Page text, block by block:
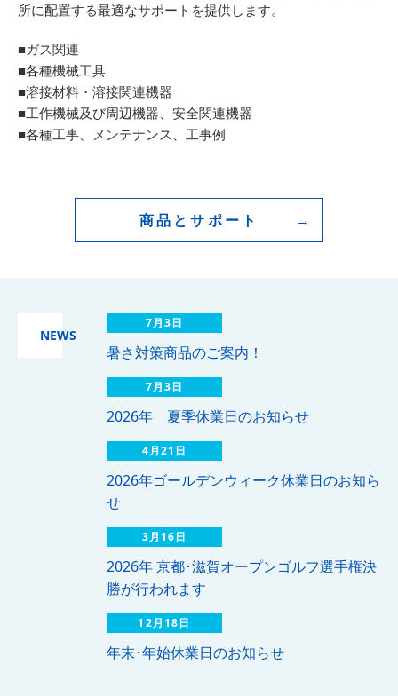
所に配置する最適なサポートを提供します。
■ガス関連
■各種機械工具
■溶接材料・溶接関連機器
■工作機械及び周辺機器、安全関連機器
■各種工事、メンテナンス、工事例
商品とサポート
NEWS
7月3日
暑さ対策商品のご案内！
7月3日
2026年 夏季休業日のお知らせ
4月21日
2026年ゴールデンウィーク休業日のお知ら
せ
3月16日
2026年 京都･滋賀オープンゴルフ選手権決
勝が行われます
12月18日
年末･年始休業日のお知らせ